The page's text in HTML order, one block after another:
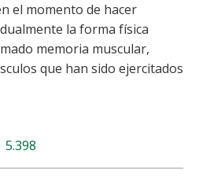
el momento de hacer
la forma física
memoria muscular,
que han sido ejercitados
5.398